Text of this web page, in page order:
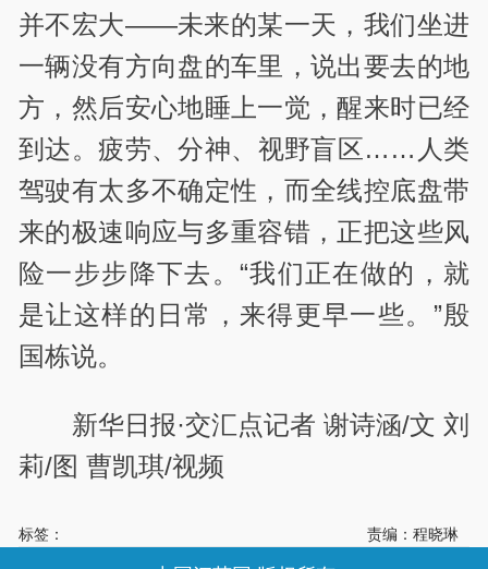
并不宏大——未来的某一天，我们坐进
一辆没有方向盘的车里，说出要去的地
方，然后安心地睡上一觉，醒来时已经
到达。疲劳、分神、视野盲区……人类
驾驶有太多不确定性，而全线控底盘带
来的极速响应与多重容错，正把这些风
险一步步降下去。“我们正在做的，就
是让这样的日常，来得更早一些。”殷
国栋说。
新华日报·交汇点记者 谢诗涵/文 刘
莉/图 曹凯琪/视频
标签： 责编：程晓琳